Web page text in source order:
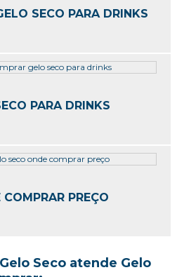
de alimentos
sp
sp
SECO PARA DRINKS
PARA DRINKS
PREÇO
Seco atende Gelo